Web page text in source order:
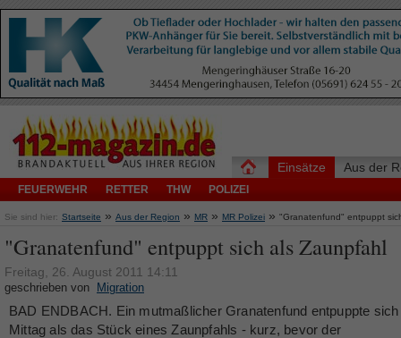
Einsätze
FEUERWEHR RETTER THW POLIZEI
Aus der
Sie sind hier: Startseite » Aus der Region » MR » MR Polizei » "Granatenfund" entpuppt
"Granatenfund" entpuppt sich als Zaunpfahl
Freitag, 26. August 2011 14:11
geschrieben von Migration
BAD ENDBACH. Ein mutmaßlicher Granatenfund entpuppte
Mittag als das Stück eines Zaunpfahls - kurz, bevor der